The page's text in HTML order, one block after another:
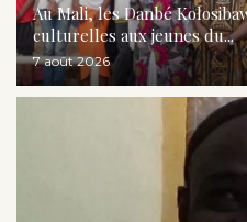
Au Mali, les Danbé
culturelles aux jeunes du...
7 août 2026